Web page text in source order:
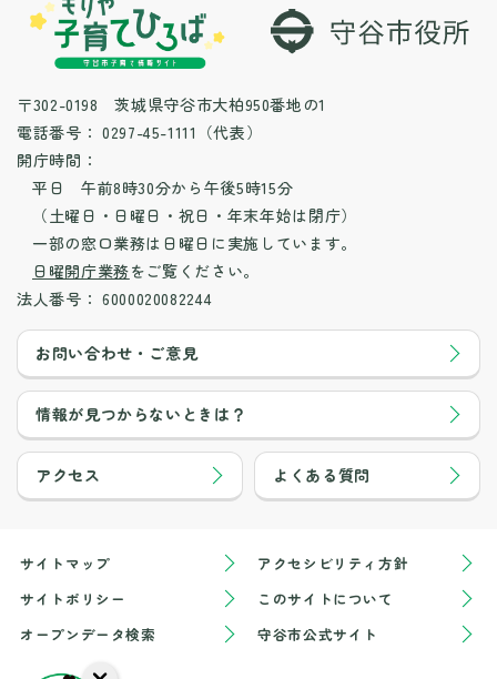
〒302-0198 茨城県守谷市大柏950番地の1
電話番号： 0297-45-1111（代表）
開庁時間：
平日 午前8時30分から午後5時15分
（土曜日・日曜日・祝日・年末年始は閉庁）
一部の窓口業務は日曜日に実施しています。
日曜開庁業務をご覧ください。
法人番号： 6000020082244
お問い合わせ・ご意見
情報が見つからないときは？
アクセス よくある質問
サイトマップ
アクセシビリティ方針
サイトポリシー
このサイトについて
オープンデータ検索
守谷市公式サイト